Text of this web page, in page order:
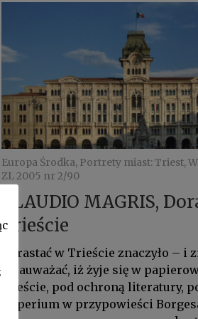
Europa Środka, Portrety miast: Triest,
ZL 2005 nr 2/90
CLAUDIO MAGRIS,
Trieście
Dorastać w Trieście znaczyło – i
– zauważać, iż żyje się w
mieście, pod ochroną literatury,
imperium w przypowieści